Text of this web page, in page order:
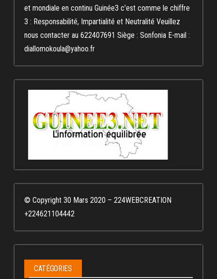
et mondiale en continu Guinée3 c’est comme le chiffre
3 : Responsabilité, Impartialité et Neutralité Veuillez
nous contacter au 622407691 Siège : Sonfonia E-mail :
diallomokoula@yahoo.fr
© Copyright 30 Mars 2020 – 224WEBCREATION
+224621104442
CATÉGORIES